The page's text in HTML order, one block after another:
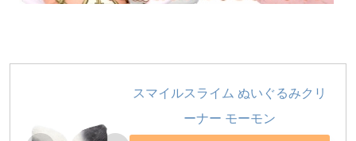
スマイルスライム ぬいぐるみクリ
ーナー モーモン